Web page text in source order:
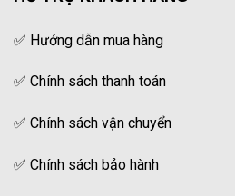
✅ Hướng dẫn mua hàng
✅ Chính sách thanh toán
✅ Chính sách vận chuyển
✅ Chính sách bảo hành